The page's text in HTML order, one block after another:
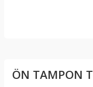
ÖN TAMPON